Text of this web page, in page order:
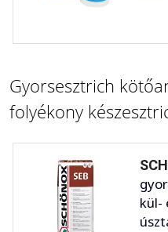
Gyorsesztrich
folyékony
kül-